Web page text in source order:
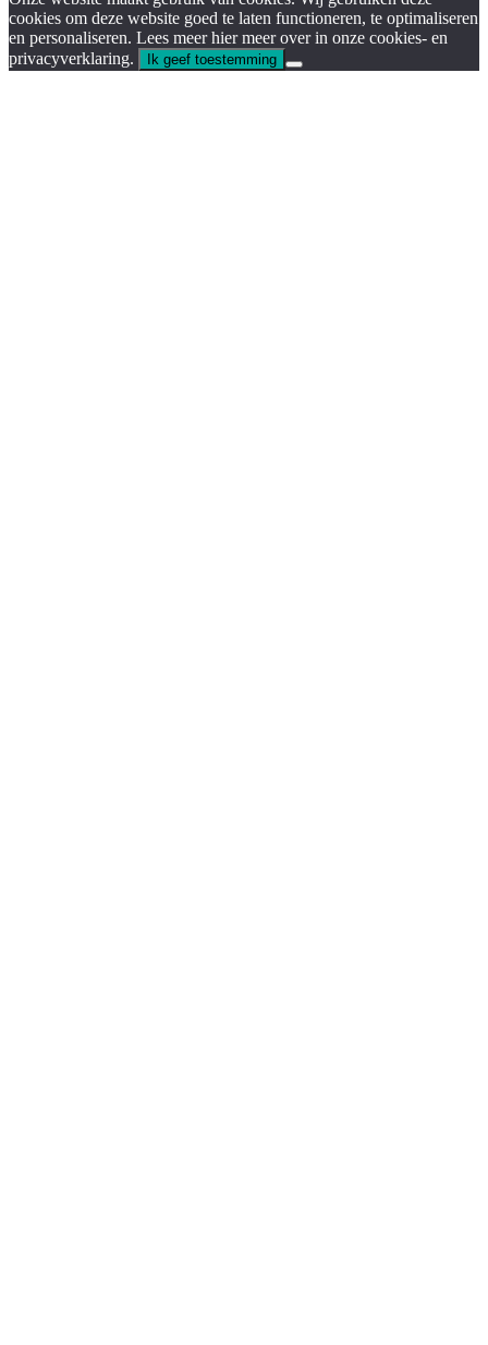
cookies om deze website goed te laten functioneren, te optimaliseren
en personaliseren. Lees meer hier meer over in onze cookies- en
privacyverklaring.
Ik geef toestemming